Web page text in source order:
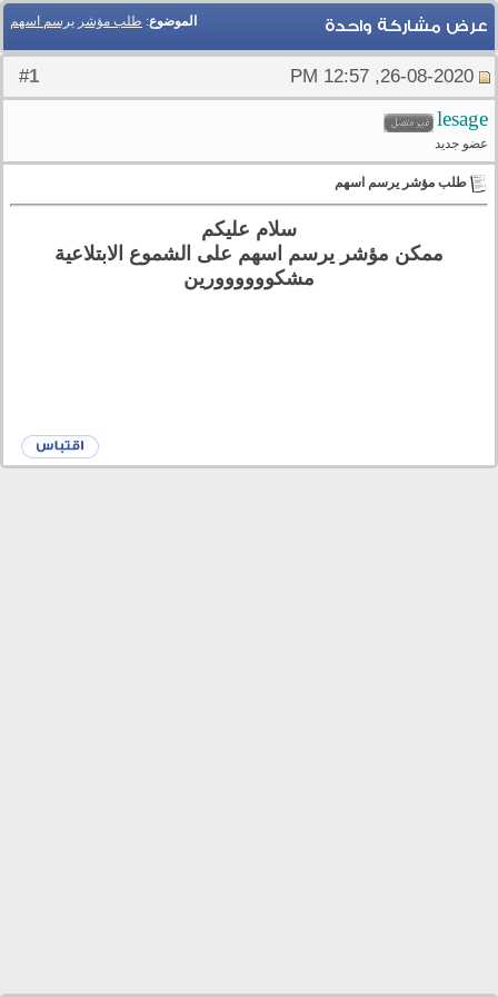
الموضوع: طلب مؤشر يرسم اسهم عرض مشاركة واحدة
1
lesage
عضو جديد
طلب مؤشر يرسم اسهم
سلام عليكم
ممكن مؤشر يرسم اسهم على الشموع الابتلاعية
مشكوووووورين